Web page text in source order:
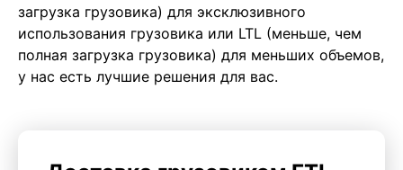
загрузка грузовика) для эксклюзивного
использования грузовика или LTL (меньше, чем
полная загрузка грузовика) для меньших объемов,
у нас есть лучшие решения для вас.